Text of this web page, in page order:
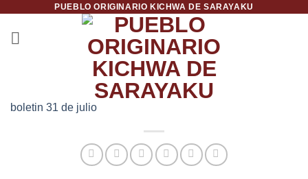
contenido
PUEBLO ORIGINARIO KICHWA DE SARAYAKU
boletin 31 de julio